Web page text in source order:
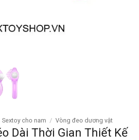
Sextoy cho nam / Vòng đeo dương vật
Dài Thời Gian Thiết Kế